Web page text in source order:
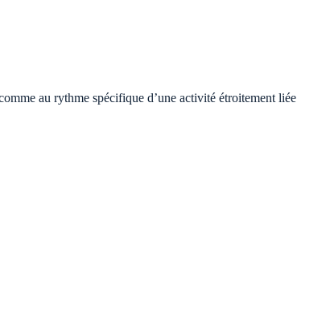
au rythme spécifique d’une activité étroitement liée